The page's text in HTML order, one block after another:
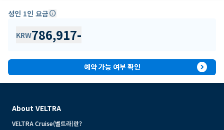
성인 1인 요금info
KRW786,917-
예약 가능 여부 확인 expand_circle_right
About VELTRA
VELTRA Cruise(벨트라)란?